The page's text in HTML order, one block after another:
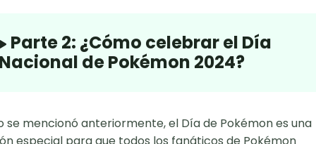
Parte 2: ¿Cómo celebrar el Día
de Pokémon 2024?
se mencionó anteriormente, el Día de Pokémon es una